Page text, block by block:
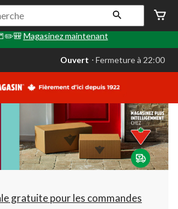
classe commence ici. Faites le plein de
d'articles technologiques, de sacs à dos et
Magasinez maintenant
votre
est
AB,
Ouvert,
Fermeture
à
22:00
changer
Ouvert ⋅ Fermeture à 22:00
gratuite pour les commandes